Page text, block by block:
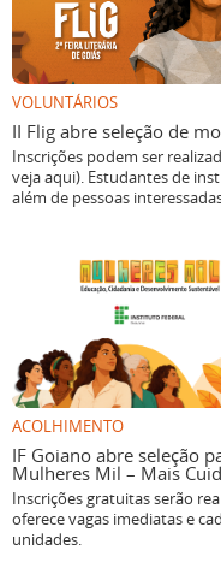
VOLUNTÁRIOS
II Flig abre seleção de
Inscrições podem ser
veja aqui). Estudantes de
além de pessoas
ACOLHIMENTO
IF Goiano abre seleção
Mulheres Mil – Mais
Inscrições gratuitas serão
oferece vagas imediatas e
unidades.